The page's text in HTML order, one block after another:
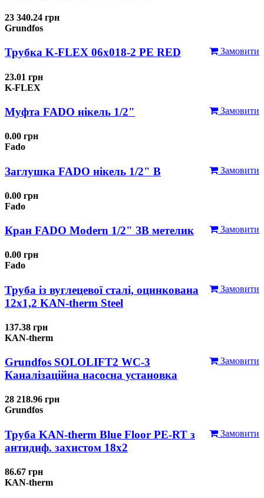
23 340.24 грн
Grundfos
Замовити
Трубка K-FLEX 06x018-2 РЕ RED
23.01 грн
K-FLEX
Замовити
Муфта FADO нікель 1/2"
0.00 грн
Fado
Замовити
Заглушка FADO нікель 1/2" В
0.00 грн
Fado
Замовити
Кран FADO Modern 1/2" ЗВ метелик
0.00 грн
Fado
Замовити
Труба із вуглецевої сталі, оцинкована
12x1,2 KAN-therm Steel
137.38 грн
KAN-therm
Замовити
Grundfos SOLOLIFT2 WC-3
Каналізаційна насосна установка
28 218.96 грн
Grundfos
Замовити
Труба KAN-therm Blue Floor PE-RT з
антидиф. захистом 18х2
86.67 грн
KAN-therm